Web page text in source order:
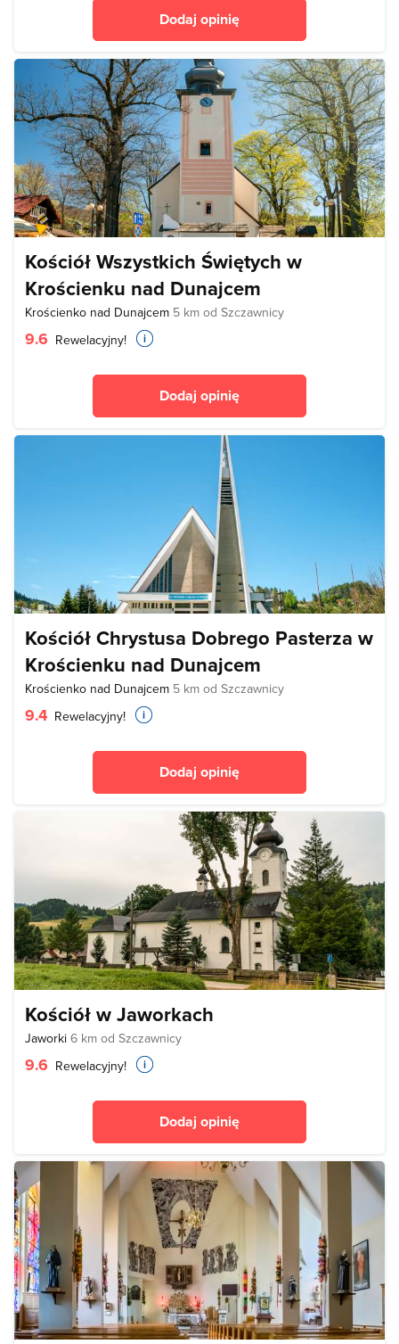
Dodaj opinię
Kościół Wszystkich Świętych w
Krościenku nad Dunajcem
Krościenko nad Dunajcem 5 km od Szczawnicy
9.6 Rewelacyjny!
Dodaj opinię
Kościół Chrystusa Dobrego Pasterza w
Krościenku nad Dunajcem
Krościenko nad Dunajcem 5 km od Szczawnicy
9.4 Rewelacyjny!
Dodaj opinię
Kościół w Jaworkach
Jaworki 6 km od Szczawnicy
9.6 Rewelacyjny!
Dodaj opinię